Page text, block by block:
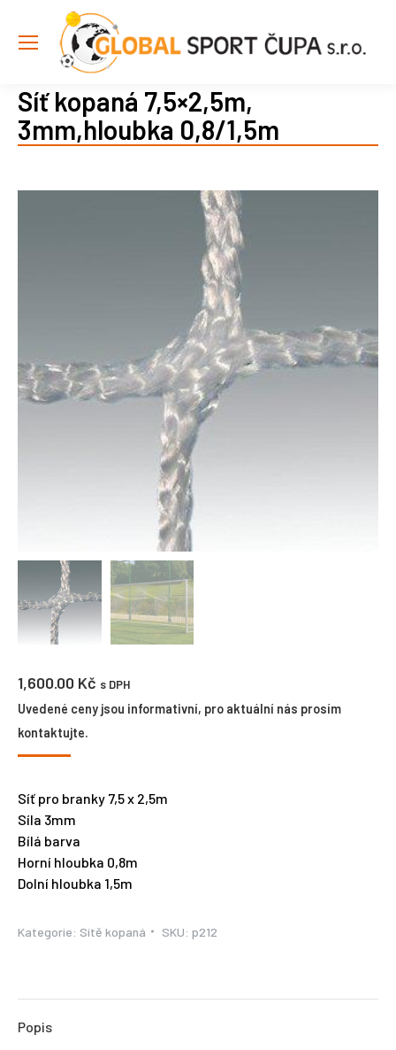
Síť kopaná 7,5×2,5m,
3mm,hloubka 0,8/1,5m
1,600.00 Kč s DPH
Uvedené ceny jsou informativní, pro aktuální nás prosím
kontaktujte.
Síť pro branky 7,5 x 2,5m
Síla 3mm
Bílá barva
Horní hloubka 0,8m
Dolní hloubka 1,5m
Kategorie: Sítě kopaná SKU: p212
Popis